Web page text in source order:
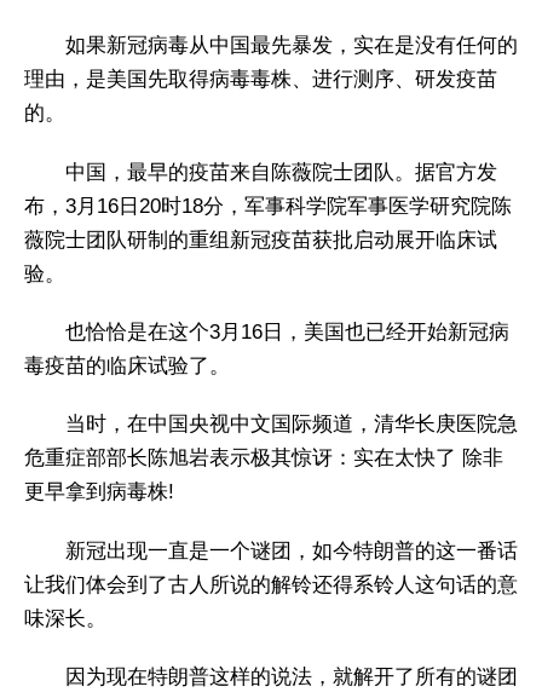
如果新冠病毒从中国最先暴发，实在是没有任何的
理由，是美国先取得病毒毒株、进行测序、研发疫苗
的。
中国，最早的疫苗来自陈薇院士团队。据官方发
布，3月16日20时18分，军事科学院军事医学研究院陈
薇院士团队研制的重组新冠疫苗获批启动展开临床试
验。
也恰恰是在这个3月16日，美国也已经开始新冠病
毒疫苗的临床试验了。
当时，在中国央视中文国际频道，清华长庚医院急
危重症部部长陈旭岩表示极其惊讶：实在太快了 除非
更早拿到病毒株!
新冠出现一直是一个谜团，如今特朗普的这一番话
让我们体会到了古人所说的解铃还得系铃人这句话的意
味深长。
因为现在特朗普这样的说法，就解开了所有的谜团